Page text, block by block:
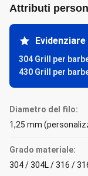
Attributi
Evidenziare
304 Grill per
430 Grill per
Diametro del filo:
1,25 mm
Grado materiale:
304 / 304L / 316 /